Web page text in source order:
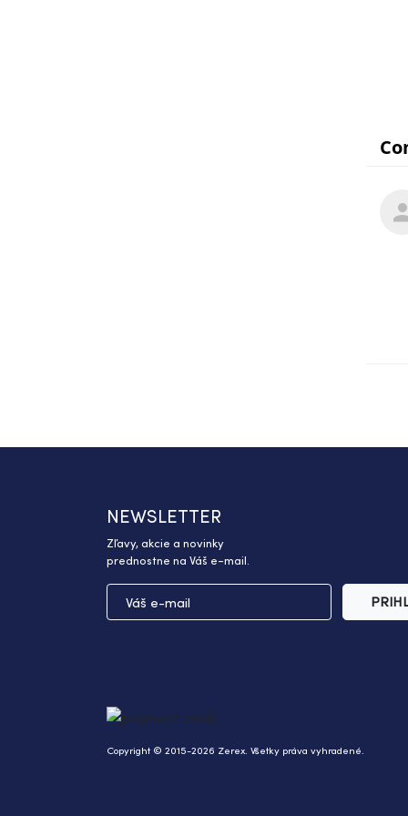
NEWSLETTER
Zľavy, akcie a novinky
prednostne na Váš e-mail.
Copyright © 2015-2026 Zerex. Všetky práva vyhradené.